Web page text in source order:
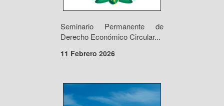
Seminario Permanente de
Derecho Económico Circular...
11 Febrero 2026